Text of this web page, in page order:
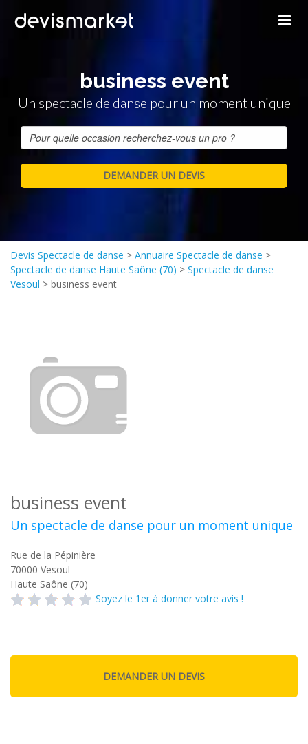
business event
Un spectacle de danse pour un moment unique
Devis Spectacle de danse > Annuaire Spectacle de danse >
Spectacle de danse Haute Saône (70) > Spectacle de danse
Vesoul > business event
business event
Un spectacle de danse pour un moment unique
Rue de la Pépinière
70000 Vesoul
Haute Saône (70)
Soyez le 1er à donner votre avis !